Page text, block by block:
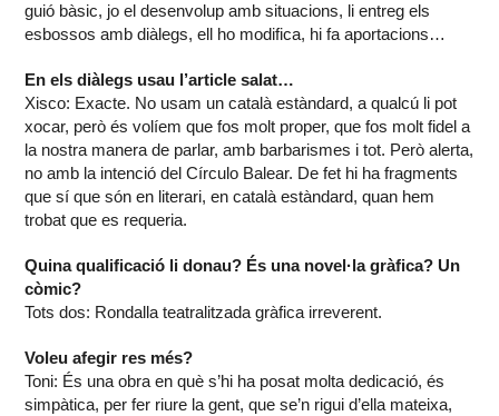
guió bàsic, jo el desenvolup amb situacions, li entreg els
esbossos amb diàlegs, ell ho modifica, hi fa aportacions…
En els diàlegs usau l’article salat…
Xisco: Exacte. No usam un català estàndard, a qualcú li pot
xocar, però és volíem que fos molt proper, que fos molt fidel a
la nostra manera de parlar, amb barbarismes i tot. Però alerta,
no amb la intenció del Círculo Balear. De fet hi ha fragments
que sí que són en literari, en català estàndard, quan hem
trobat que es requeria.
Quina qualificació li donau? És una novel·la gràfica? Un
còmic?
Tots dos: Rondalla teatralitzada gràfica irreverent.
Voleu afegir res més?
Toni: És una obra en què s’hi ha posat molta dedicació, és
simpàtica, per fer riure la gent, que se’n rigui d’ella mateixa,